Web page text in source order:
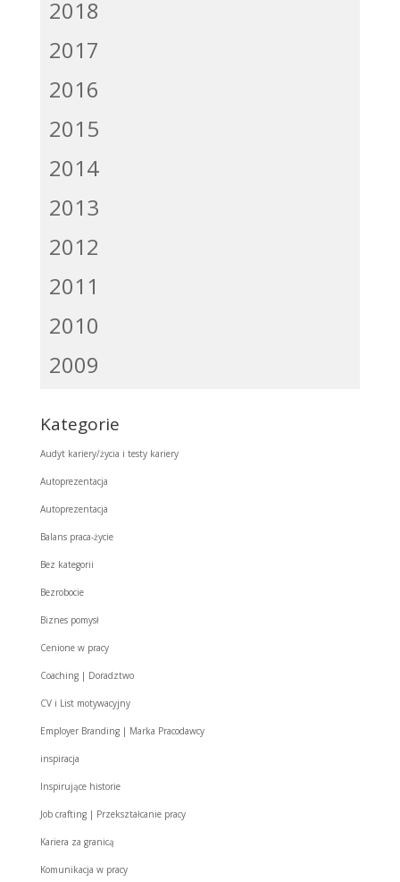
2018
2017
2016
2015
2014
2013
2012
2011
2010
2009
Kategorie
Audyt kariery/życia i testy kariery
Autoprezentacja
Autoprezentacja
Balans praca-życie
Bez kategorii
Bezrobocie
Biznes pomysł
Cenione w pracy
Coaching | Doradztwo
CV i List motywacyjny
Employer Branding | Marka Pracodawcy
inspiracja
Inspirujące historie
Job crafting | Przekształcanie pracy
Kariera za granicą
Komunikacja w pracy